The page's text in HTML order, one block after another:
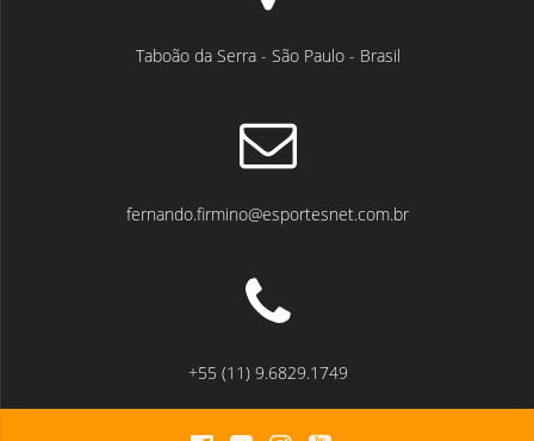
Taboão da Serra - São Paulo - Brasil
fernando.firmino@esportesnet.com.br
+55 (11) 9.6829.1749